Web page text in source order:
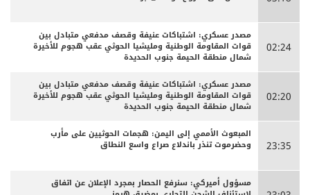
02:24
مصدر عسكري: اشتباكات عنيفة وقصف مدفعي متبادل بين
قوات المقاومة الوطنية ومليشيا الحوثي عقب هجوم للأخيرة
شمال منطقة الحيمة جنوب الحديدة
02:20
مصدر عسكري: اشتباكات عنيفة وقصف مدفعي متبادل بين
قوات المقاومة الوطنية ومليشيا الحوثي عقب هجوم للأخيرة
شمال منطقة الحيمة جنوب الحديدة
23:35
المبعوث الأممي إلى اليمن: هجمات الحوثيين على مأرب
وحضرموت تنذر باندلاع صراع واسع النطاق
مسؤول أميركي: سنرفع الحصار بمجرد الإعلان عن اتفاق